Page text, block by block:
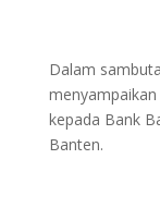
Dalam
kepada Bank
Banten.